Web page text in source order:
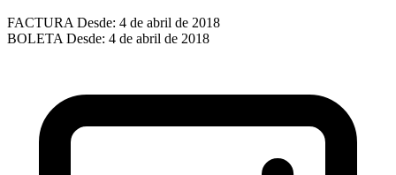
FACTURA Desde: 4 de abril de 2018
BOLETA Desde: 4 de abril de 2018